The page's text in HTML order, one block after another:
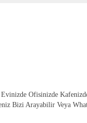
Ofisinizde
Bizi Arayabilir Veya